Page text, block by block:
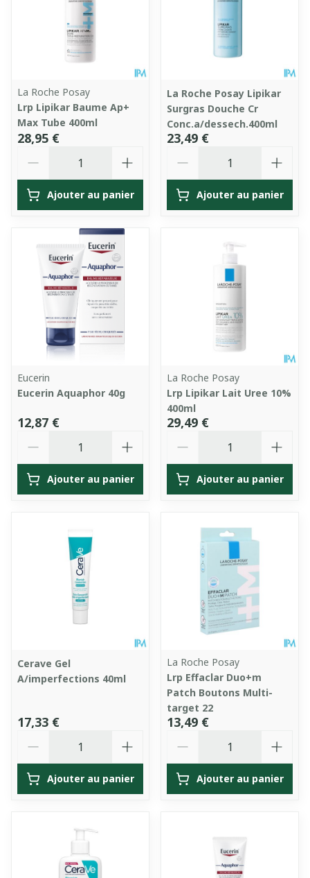
La Roche Posay
Lrp Lipikar Baume Ap+
Max Tube 400ml
28,95 €
Ajouter au panier
La Roche Posay Lipikar
Surgras Douche Cr
Conc.a/dessech.400ml
23,49 €
Ajouter au panier
Eucerin
Eucerin Aquaphor 40g
12,87 €
Ajouter au panier
La Roche Posay
Lrp Lipikar Lait Uree 10%
400ml
29,49 €
Ajouter au panier
Cerave Gel
A/imperfections 40ml
17,33 €
Ajouter au panier
La Roche Posay
Lrp Effaclar Duo+m
Patch Boutons Multi-
target 22
13,49 €
Ajouter au panier